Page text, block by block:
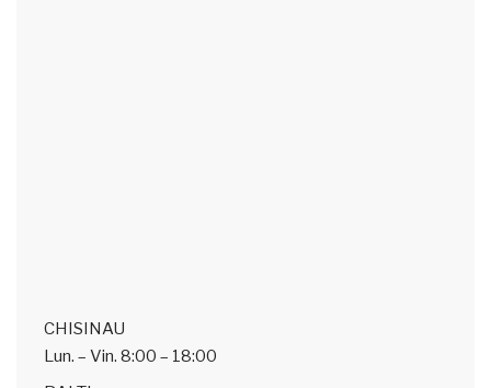
CHISINAU
Lun. – Vin. 8:00 – 18:00